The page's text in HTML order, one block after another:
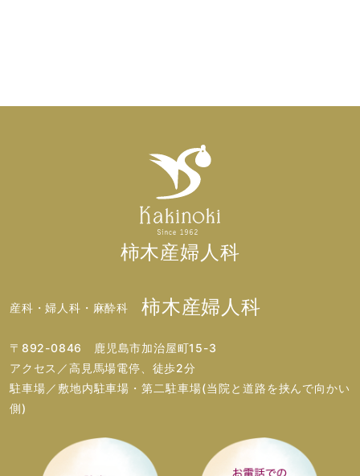
柿木産婦人科
産科・婦人科・麻酔科 柿木産婦人科
〒892-0846 鹿児島市加治屋町15-3
アクセス／高見馬場電停、徒歩2分
駐車場／敷地内駐車場・第二駐車場(当院と道路を挟んで向かい
側)